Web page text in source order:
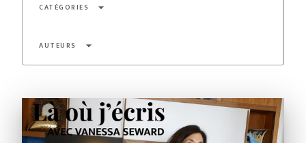
CATÉGORIES arrow_drop_down
AUTEURS arrow_drop_down